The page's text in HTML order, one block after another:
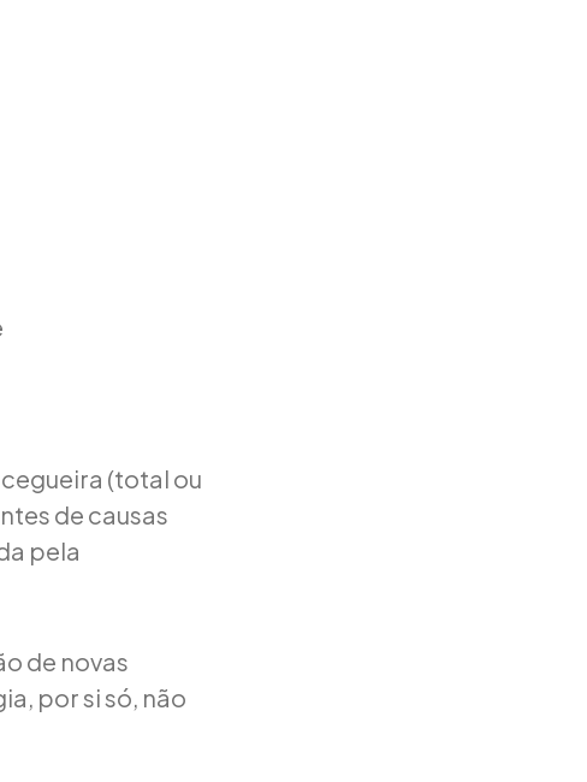
(total ou
de causas
pela
de novas
por si só, não